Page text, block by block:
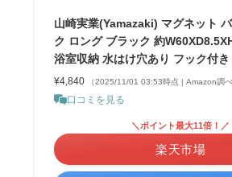
山崎実業(Yamazaki) マグネット
ク ロング ブラック 約
浴室収納 水はけ穴あり フック付
¥4,840 （2025/11/01 03:53時点 | Amazon調べ
口コミを見る
＼ポイント最大11倍！／
楽天市場